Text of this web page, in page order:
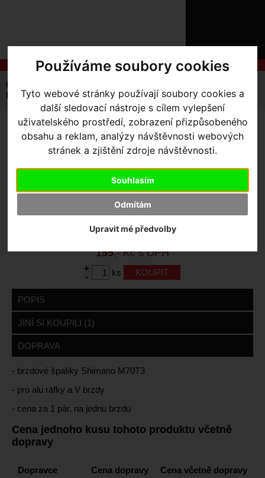
Používáme soubory cookies
Tyto webové stránky používají soubory cookies a
další sledovací nástroje s cílem vylepšení
uživatelského prostředí, zobrazení přizpůsobeného
obsahu a reklam, analýzy návštěvnosti webových
stránek a zjištění zdroje návštěvnosti.
Souhlasím
Odmítám
Upravit mé předvolby
O
O
NÁKUPU
SLUŽBY
Úvodní strana
Brzdové špalky
brzdové špalíky Shimano M70T3
BRZDOVÉ ŠPALÍKY
SHIMANO M70T3
Výrobce:
Shimano
Ano, v Olomouci
24 měsíců
155,- Kč s DPH
+
-
ks
POPIS
JINÍ SI KOUPILI (1)
DOPRAVA
- brzdové špalíky Shimano M70T3
- pro alu ráfky a V brzdy
- cena za 1 pár, na jednu brzdu
Cena jednoho kusu tohoto produktu včetně
dopravy
Dopravce Cena dopravy Cena včetně dopravy